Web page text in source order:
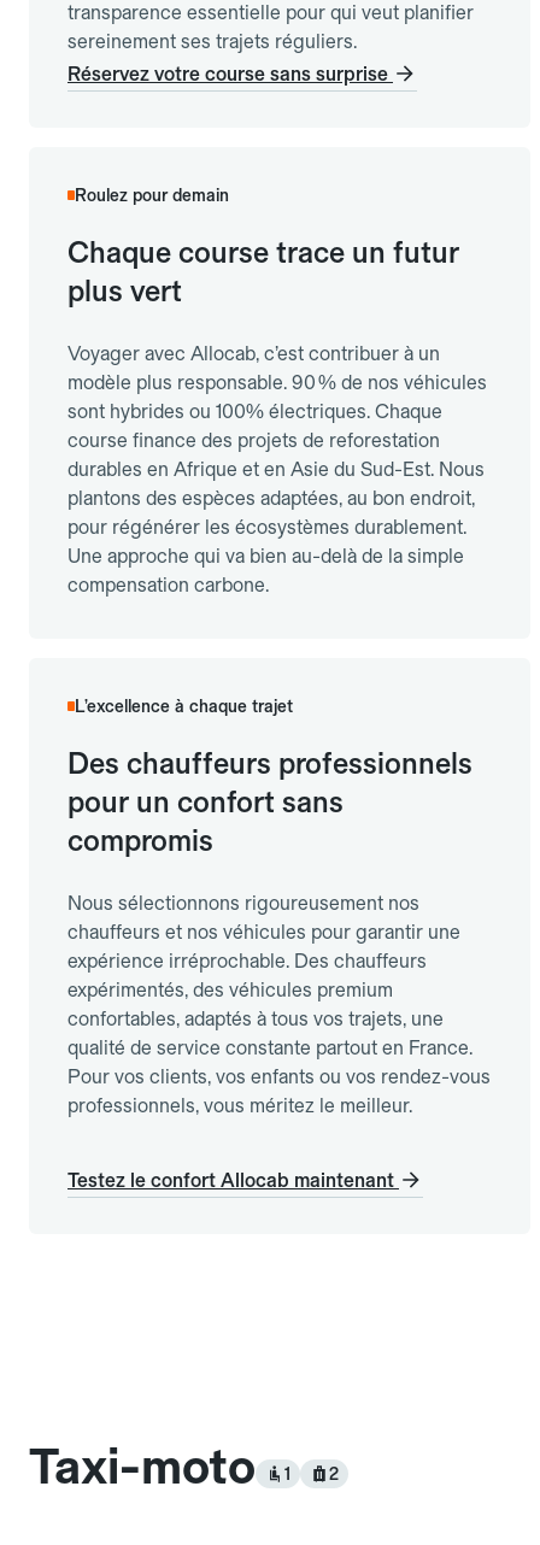
transparence essentielle pour qui veut planifier
sereinement ses trajets réguliers.
Réservez votre course sans surprise
Roulez pour demain
Chaque course trace un futur
plus vert
Voyager avec Allocab, c’est contribuer à un
modèle plus responsable. 90 % de nos véhicules
sont hybrides ou 100% électriques. Chaque
course finance des projets de reforestation
durables en Afrique et en Asie du Sud-Est. Nous
plantons des espèces adaptées, au bon endroit,
pour régénérer les écosystèmes durablement.
Une approche qui va bien au-delà de la simple
compensation carbone.
L’excellence à chaque trajet
Des chauffeurs professionnels
pour un confort sans
compromis
Nous sélectionnons rigoureusement nos
chauffeurs et nos véhicules pour garantir une
expérience irréprochable. Des chauffeurs
expérimentés, des véhicules premium
confortables, adaptés à tous vos trajets, une
qualité de service constante partout en France.
Pour vos clients, vos enfants ou vos rendez-vous
professionnels, vous méritez le meilleur.
Testez le confort Allocab maintenant
Taxi-moto 1 2